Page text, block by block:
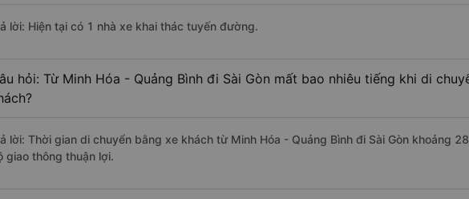
lời: Hiện tại có 1 nhà xe khai thác tuyến đường.
hỏi: Từ Minh Hóa - Quảng Bình đi Sài Gòn mất bao nhiêu tiếng khi di
lời: Thời gian di chuyển bằng xe khách từ Minh Hóa - Quảng Bình đi Sài Gòn khoảng
giao thông thuận lợi.